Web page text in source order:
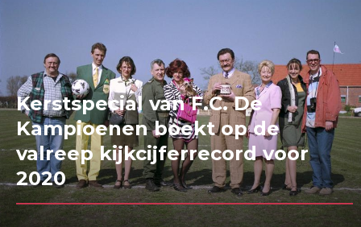
Kerstspecial van F.C. De
Kampioenen boekt op de
valreep kijkcijferrecord voor
2020